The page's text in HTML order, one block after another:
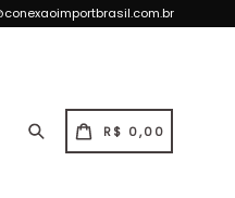
PesquisarCARRINHO
CARRINHO
R$ 0,00